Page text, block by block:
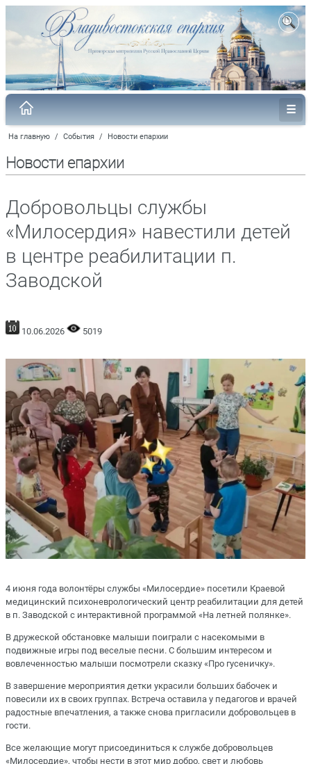
На главную / События / Новости епархии
Новости епархии
Добровольцы службы
«Милосердия» навестили детей
в центре реабилитации п.
Заводской
10.06.2026 5019
4 июня года волонтёры службы «Милосердие» посетили Краевой
медицинский психоневрологический центр реабилитации для детей
в п. Заводской с интерактивной программой «На летней полянке».
В дружеской обстановке малыши поиграли с насекомыми в
подвижные игры под веселые песни. С большим интересом и
вовлеченностью малыши посмотрели сказку «Про гусеничку».
В завершение мероприятия детки украсили больших бабочек и
повесили их в своих группах. Встреча оставила у педагогов и врачей
радостные впечатления, а также снова пригласили добровольцев в
гости.
Все желающие могут присоединиться к службе добровольцев
«Милосердие», чтобы нести в этот мир добро, свет и любовь